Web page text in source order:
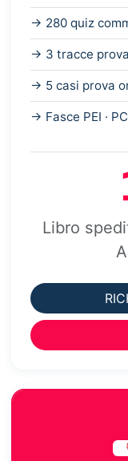
→ 280 quiz
→ 3 tracce
→ 5 casi prova
→ Fasce PEI ·
Libro